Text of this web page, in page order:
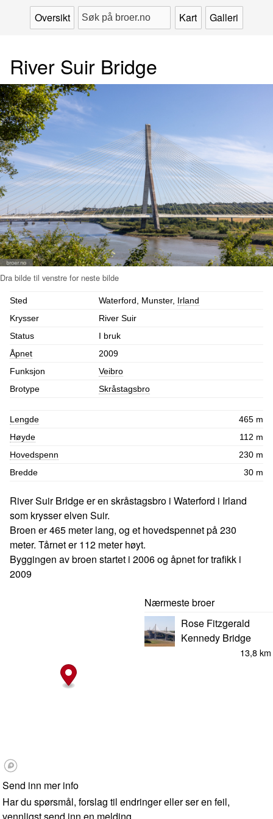
Oversikt Kart Galleri
River Suir Bridge
Sted Waterford, Munster, Irland
Krysser
River Suir
Status
I bruk
Åpnet
2009
Funksjon
Veibro
Brotype
Skråstagsbro
Lengde
465 m
Høyde
112 m
Hovedspenn
230 m
Bredde
30 m
River Suir Bridge er en skråstagsbro i Waterford i Irland
som krysser elven Suir.
Broen er 465 meter lang, og et hovedspennet på 230
meter. Tårnet er 112 meter høyt.
Byggingen av broen startet i 2006 og åpnet for trafikk i
2009
Nærmeste broer
Rose Fitzgerald
Kennedy Bridge
13,8 km
Send inn mer info
Har du spørsmål, forslag til endringer eller ser en feil,
vennligst send inn en melding